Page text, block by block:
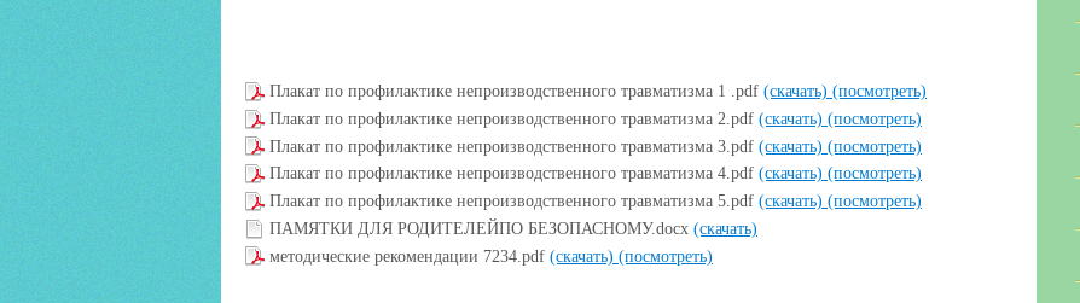
Плакат по профилактике непроизводственного травматизма 1 .pdf (скачать) (посмотреть)
Плакат по профилактике непроизводственного травматизма 2.pdf (скачать) (посмотреть)
Плакат по профилактике непроизводственного травматизма 3.pdf (скачать) (посмотреть)
Плакат по профилактике непроизводственного травматизма 4.pdf (скачать) (посмотреть)
Плакат по профилактике непроизводственного травматизма 5.pdf (скачать) (посмотреть)
ПАМЯТКИ ДЛЯ РОДИТЕЛЕЙПО БЕЗОПАСНОМУ.docx (скачать)
методические рекомендации 7234.pdf (скачать) (посмотреть)